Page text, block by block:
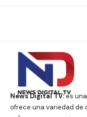
News Digital TV:es
ofrece una variedad de